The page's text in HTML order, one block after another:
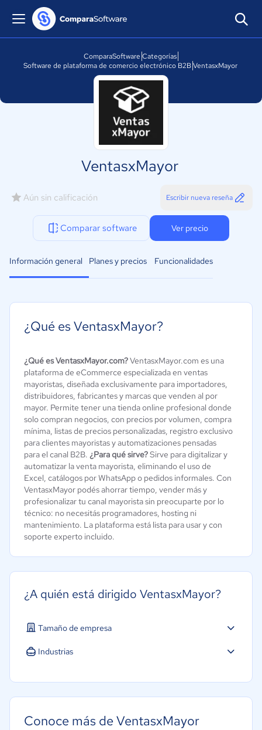
ComparaSoftware Categorías
Software de plataforma de comercio electrónico B2B VentasxMayor
VentasxMayor
Aún sin calificación Escribir nueva reseña
Comparar software Ver precio
Información general Planes y precios Funcionalidades
¿Qué es VentasxMayor?
¿Qué es VentasxMayor.com?VentasxMayor.com es una
plataforma de eCommerce especializada en ventas
mayoristas, diseñada exclusivamente para importadores,
distribuidores, fabricantes y marcas que venden al por
mayor. Permite tener una tienda online profesional donde
solo compran negocios, con precios por volumen, compra
mínima, listas de precios personalizadas, registro exclusivo
para clientes mayoristas y automatizaciones pensadas
para el canal B2B. ¿Para qué sirve?Sirve para digitalizar y
automatizar la venta mayorista, eliminando el uso de
Excel, catálogos por WhatsApp o pedidos informales. Con
VentasxMayor podés ahorrar tiempo, vender más y
profesionalizar tu canal mayorista sin preocuparte por lo
técnico: no necesitás programadores, hosting ni
mantenimiento. La plataforma está lista para usar y con
soporte experto incluido.
¿A quién está dirigido VentasxMayor?
Tamaño de empresa
Micro: 1 a 9 trabajadores
Industrias
Conoce más de VentasxMayor